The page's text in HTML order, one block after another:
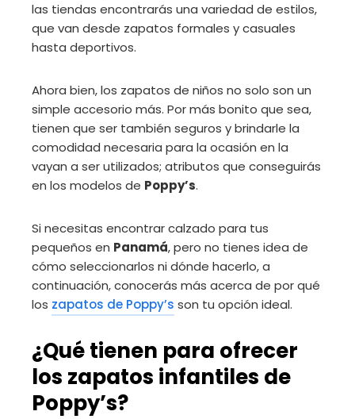
las tiendas encontrarás una variedad de estilos,
que van desde zapatos formales y casuales
hasta deportivos.
Ahora bien, los zapatos de niños no solo son un
simple accesorio más. Por más bonito que sea,
tienen que ser también seguros y brindarle la
comodidad necesaria para la ocasión en la
vayan a ser utilizados; atributos que conseguirás
en los modelos de Poppy’s.
Si necesitas encontrar calzado para tus
pequeños en Panamá, pero no tienes idea de
cómo seleccionarlos ni dónde hacerlo, a
continuación, conocerás más acerca de por qué
los zapatos de Poppy’s son tu opción ideal.
¿Qué tienen para ofrecer
los zapatos infantiles de
Poppy’s?